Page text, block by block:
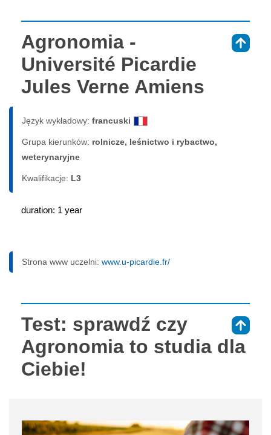
Agronomia -
Université Picardie
Jules Verne Amiens
Język wykładowy: francuski
Grupa kierunków: rolnicze, leśnictwo i rybactwo,
weterynaryjne
Kwalifikacje: L3
duration: 1 year
Strona www uczelni: www.u-picardie.fr/
Test: sprawdź czy
Agronomia to studia dla
Ciebie!